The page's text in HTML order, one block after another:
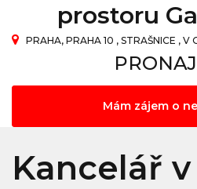
prostoru
PRAHA, PRAHA 10 , STRAŠNICE , V
Mám zájem o
Kancelář v